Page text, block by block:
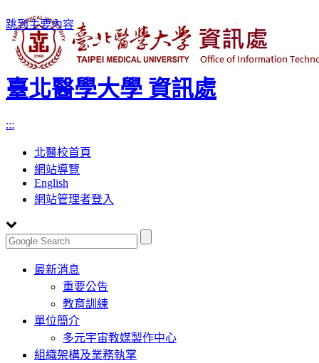
跳到主要內容
臺北醫學大學 資訊處
:::
北醫校首頁
網站導覽
English
網站管理者登入
Toggle
navigation
最新消息
重要公告
教育訓練
單位簡介
多元宇宙教媒製作中心
組織架構及業務執掌